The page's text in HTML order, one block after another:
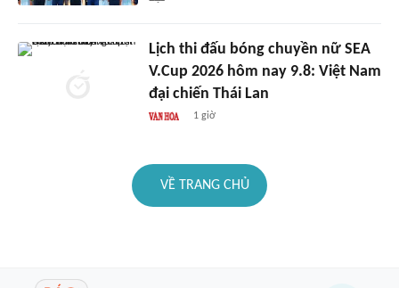
Lịch thi đấu bóng chuyền nữ SEA
V.Cup 2026 hôm nay 9.8: Việt Nam
đại chiến Thái Lan
1 giờ
VỀ TRANG CHỦ